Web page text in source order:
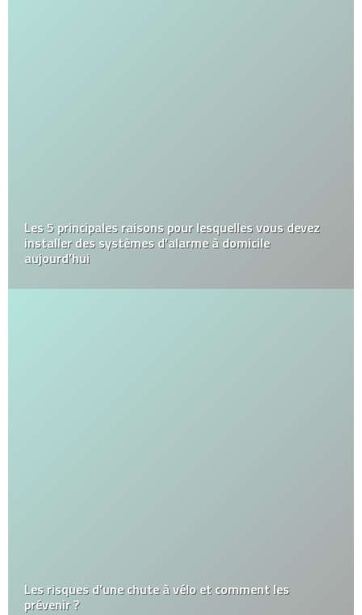
Les 5 principales raisons pour lesquelles vous devez
installer des systèmes d’alarme à domicile
aujourd’hui
Les risques d’une chute à vélo et comment les
prévenir ?